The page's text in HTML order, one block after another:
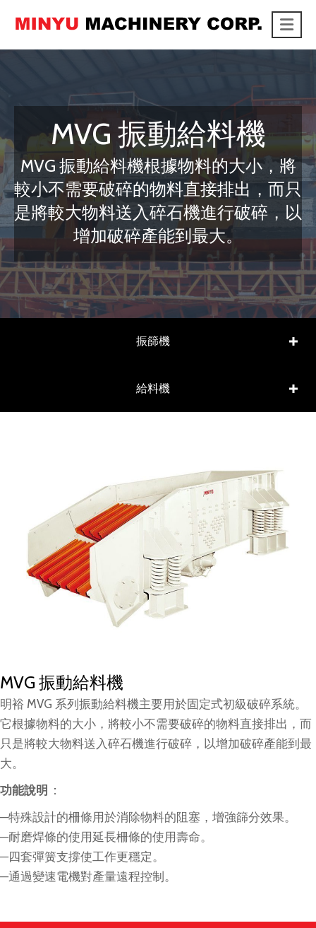
link
MVG 振動給料機
MVG 振動給料機根據物料的大小，將
較小不需要破碎的物料直接排出，而只
是將較大物料送入碎石機進行破碎，以
增加破碎產能到最大。
振篩機
給料機
MVG 振動給料機
明裕 MVG 系列振動給料機主要用於固定式初級破碎系統。
它根據物料的大小，將較小不需要破碎的物料直接排出，而
只是將較大物料送入碎石機進行破碎，以增加破碎產能到最
大。
功能說明 :
─特殊設計的柵條用於消除物料的阻塞，增強篩分效果。
─耐磨焊條的使用延長柵條的使用壽命。
─四套彈簧支撐使工作更穩定。
─通過變速電機對產量遠程控制。